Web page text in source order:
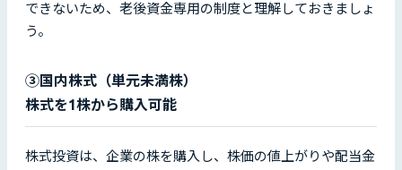
できないため、老後資金専用の制度と理解しておきましょ
う。
③国内株式（単元未満株）
株式を1株から購入可能
株式投資は、企業の株を購入し、株価の値上がりや配当金